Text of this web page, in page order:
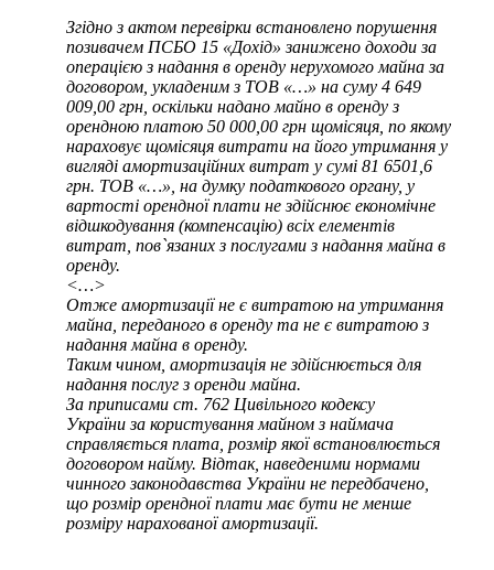
Згідно з актом перевірки встановлено порушення
позивачем ПСБО 15 «Дохід» занижено доходи за
операцією з надання в оренду нерухомого майна за
договором, укладеним з ТОВ «…» на суму 4 649
009,00 грн, оскільки надано майно в оренду з
орендною платою 50 000,00 грн щомісяця, по якому
нараховує щомісяця витрати на його утримання у
вигляді амортизаційних витрат у сумі 81 6501,6
грн. ТОВ «…», на думку податкового органу, у
вартості орендної плати не здійснює економічне
відшкодування (компенсацію) всіх елементів
витрат, пов`язаних з послугами з надання майна в
оренду.
<…>
Отже амортизації не є витратою на утримання
майна, переданого в оренду та не є витратою з
надання майна в оренду.
Таким чином, амортизація не здійснюється для
надання послуг з оренди майна.
За приписами ст. 762 Цивільного кодексу
України за користування майном з наймача
справляється плата, розмір якої встановлюється
договором найму. Відтак, наведеними нормами
чинного законодавства України не передбачено,
що розмір орендної плати має бути не менше
розміру нарахованої амортизації.